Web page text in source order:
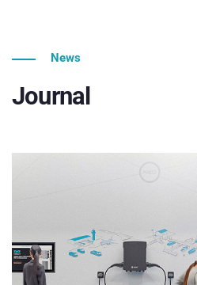
News
Journal